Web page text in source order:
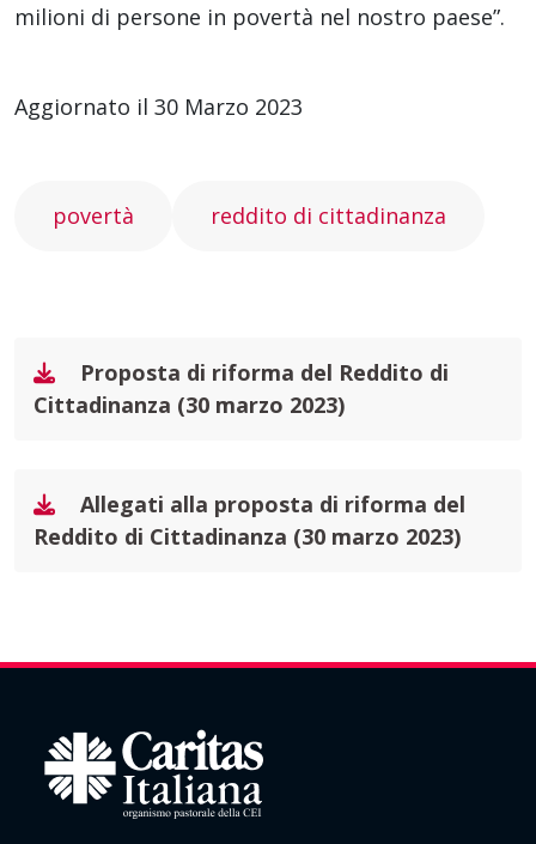
milioni di persone in povertà nel nostro paese”.
Aggiornato il 30 Marzo 2023
povertà reddito di cittadinanza
Proposta di riforma del Reddito di
Cittadinanza (30 marzo 2023)
Allegati alla proposta di riforma del
Reddito di Cittadinanza (30 marzo 2023)